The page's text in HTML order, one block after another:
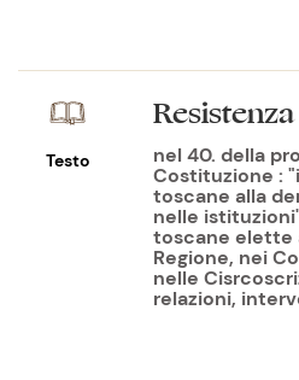
Testo
nel 40. della
Costituzione :
toscane alla
nelle
toscane elette
Regione, nei
nelle
relazioni,